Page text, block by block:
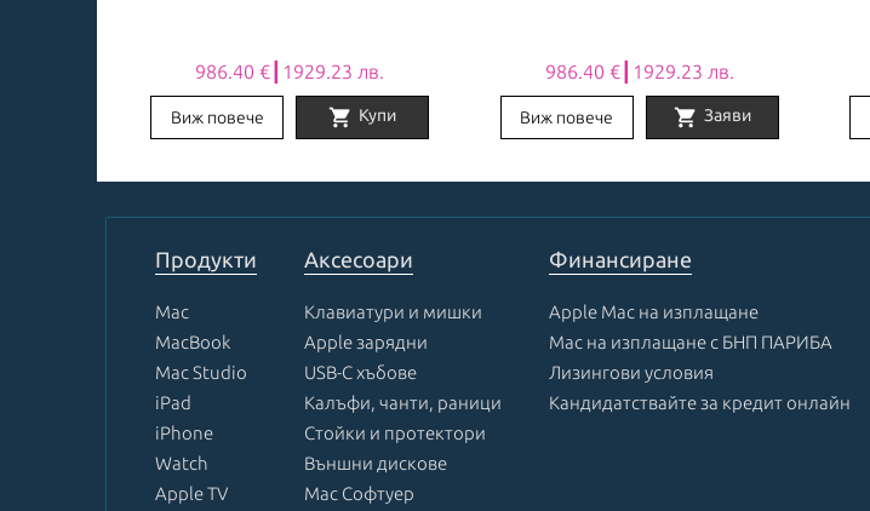
986.40 €┃1929.23 лв.
Виж повече shopping_cart Купи
986.40 €┃1929.23 лв.
Виж повече shopping_cart Заяви
1
Продукти
Mac
MacBook
Mac Studio
iPad
iPhone
Watch
Apple TV
Аксесоари
Клавиатури и мишки
Apple зарядни
USB-C хъбове
Калъфи, чанти, раници
Стойки и протектори
Външни дискове
Mac Софтуер
Финансиране
Apple Mac на изплащане
Mac на изплащане с БНП ПАРИБА
Лизингови условия
Кандидатствайте за кредит онлайн